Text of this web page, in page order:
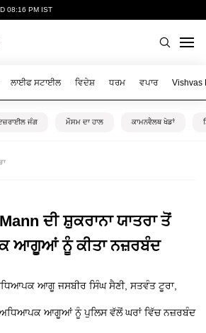
08:16 PM IST
ਲਾਈਫ ਸਟਾਈਲ ਵਿਦੇਸ਼ ਧਰਮ ਵਪਾਰ Vishvas
ਜੰਗ ਮੌਸਮ ਦਾ ਹਾਲ ਕਾਮਨਵੈਲਥ ਖੇਡਾਂ
ਦੀ ਸ਼ੁਕਰਾਨਾ ਯਾਤਰਾ ਤੋਂ
ਆਗੂਆਂ ਨੂੰ ਕੀਤਾ ਨਜ਼ਰਬੰਦ
ਆਗੂ ਜਸਬੀਰ ਸਿੰਘ ਸੈਣੀ, ਸਤਵੰਤ ਟੂਰਾ,
ਆਗੂਆਂ ਨੂੰ ਪੁਲਿਸ ਵੱਲੋਂ ਘਰਾਂ ਵਿੱਚ ਨਜ਼ਰਬੰਦ